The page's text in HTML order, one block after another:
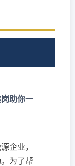
助你一
企业，
为了帮